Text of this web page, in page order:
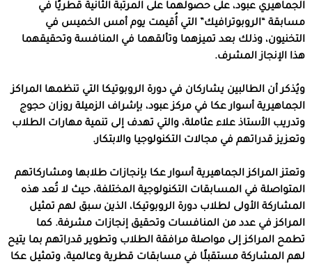
الجماهيري عبود، على حصولهما على المرتبة الثانية قطريًا في
مسابقة “الروبوترافيك” التي أُقيمت يوم أمس الخميس في
التخنيون، وذلك بعد تميزهما وتألقهما في المنافسة وتحقيقهما
هذا الإنجاز المشرف.
ويُذكر أن الطالبين يشاركان في دورة الروبوتيكا التي تنظمها المراكز
الجماهيرية أسوار عكا في مركز عبود، بإشراف الزميلة روزان حجوج
وتدريب الأستاذ علاء عثاملة، والتي تهدف إلى تنمية مهارات الطلاب
وتعزيز قدراتهم في مجالات التكنولوجيا والابتكار.
وتعتز المراكز الجماهيرية أسوار عكا بإنجازات طلابها ومشاركاتهم
المتواصلة في المسابقات التكنولوجية المختلفة، حيث لا تُعد هذه
المشاركة الأولى لطلاب دورة الروبوتيكا، الذين سبق لهم تمثيل
المراكز في عدد من المنافسات وتحقيق إنجازات مشرفة. كما
تطمح المراكز إلى مواصلة مرافقة الطلاب وتطوير قدراتهم بما يتيح
لهم المشاركة مستقبلًا في مسابقات قطرية وعالمية، وتمثيل عكا